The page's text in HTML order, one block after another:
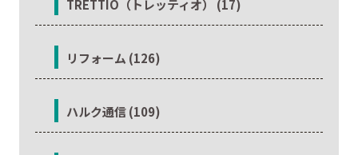
TRETTIO（トレッティオ） (17)
リフォーム (126)
ハルク通信 (109)